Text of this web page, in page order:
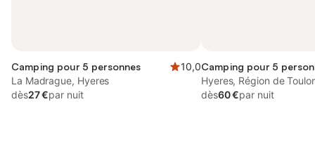
Camping pour 5 personnes
10,0
La Madrague, Hyeres
dès27 €par nuit
Camping pour 5
Hyeres, Région de
dès60 €par nuit